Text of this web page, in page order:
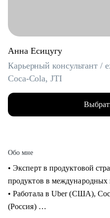
Анна Есицугу
Карьерный консультант /
Coca-Cola, JTI
Обо мне
• Эксперт в продуктовой стратегии и запуску новых
продуктов в международных
• Работала в Uber (США), Coca-Cola (Европа и Россия), JTI
(Россия)